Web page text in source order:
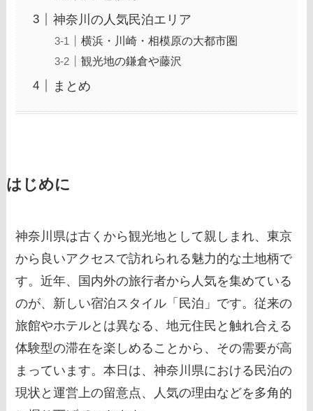
神奈川の人気民泊エリア
横浜・川崎・相模原の大都市圏
観光地の鎌倉や藤沢
まとめ
はじめに
神奈川県は古くから観光地として親しまれ、東京
から良いアクセスで訪れられる魅力的な土地柄で
す。近年、国内外の旅行者から人気を集めている
のが、新しい宿泊スタイル「民泊」です。従来の
旅館やホテルとは異なる、地元住民と触れ合える
体験型の滞在を楽しめることから、その需要が高
まっています。本日は、神奈川県における民泊の
現状と運営上の留意点、人気の理由などを多角的